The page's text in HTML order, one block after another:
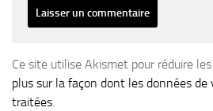
Ce site utilise Akismet pour réduire
plus sur la façon dont les données
traitées.